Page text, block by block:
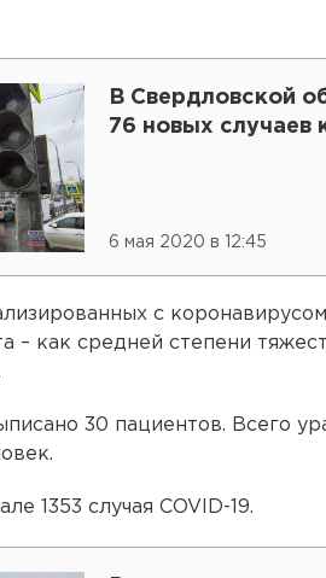
В Свердловской
76 новых случаев
6 мая 2020 в 12:45
с
– как средней степени
30 пациентов. Всего
1353 случая COVID-19.